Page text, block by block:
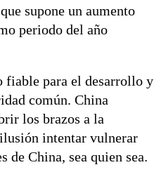
supone un aumento
periodo del año
fiable para el desarrollo y
común. China
los brazos a la
intentar vulnerar
de China, sea quien sea.